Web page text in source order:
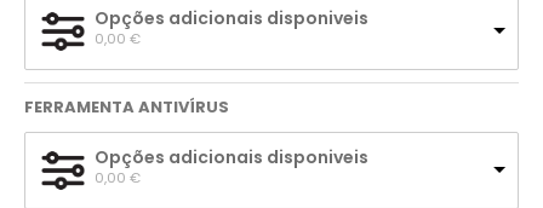
Opções adicionais disponiveis
0,00 €
FERRAMENTA ANTIVÍRUS
Opções adicionais disponiveis
0,00 €